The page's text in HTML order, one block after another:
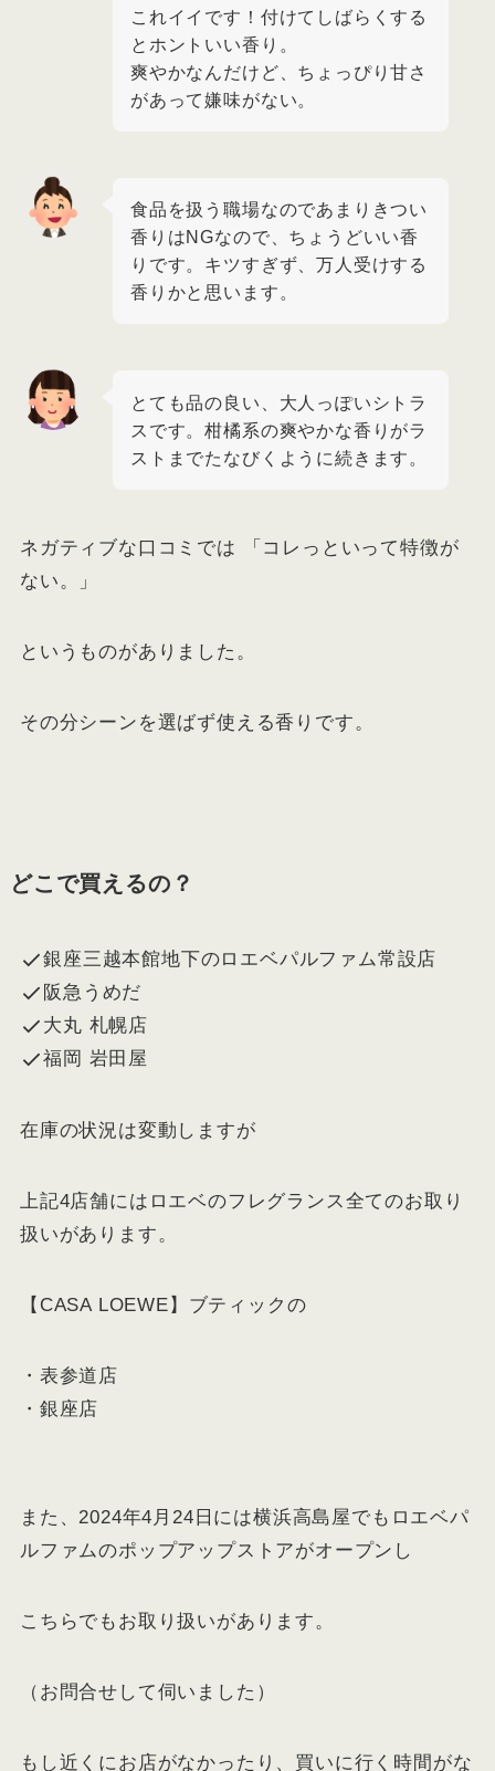
これイイです！付けてしばらくする
とホントいい香り。
爽やかなんだけど、ちょっぴり甘さ
があって嫌味がない。
食品を扱う職場なのであまりきつい
香りはNGなので、ちょうどいい香
りです。キツすぎず、万人受けする
香りかと思います。
とても品の良い、大人っぽいシトラ
スです。柑橘系の爽やかな香りがラ
ストまでたなびくように続きます。
ネガティブな口コミでは 「コレっといって特徴が
ない。」
というものがありました。
その分シーンを選ばず使える香りです。
どこで買えるの？
銀座三越本館地下のロエベパルファム常設店
阪急うめだ
大丸 札幌店
福岡 岩田屋
在庫の状況は変動しますが
上記4店舗にはロエベのフレグランス全てのお取り
扱いがあります。
【CASA LOEWE】ブティックの
・表参道店
・銀座店
また、2024年4月24日には横浜高島屋でもロエベパ
ルファムのポップアップストアがオープンし
こちらでもお取り扱いがあります。
（お問合せして伺いました）
もし近くにお店がなかったり、買いに行く時間がな